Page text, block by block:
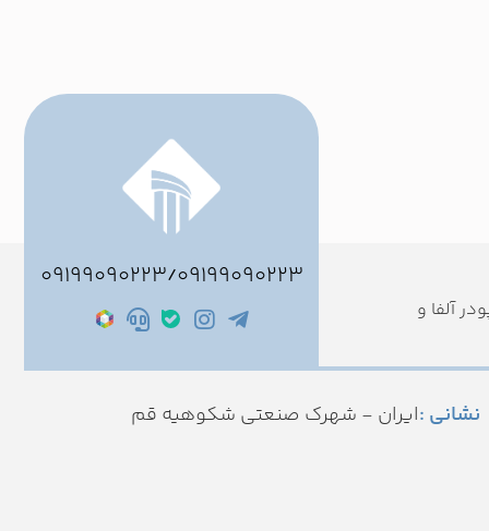
آلفا و
۰۹۱۹۹۰۹۰۲۲۳/
09199090223
نشانی :ایران - شهرک صنعتی شکوهیه قم